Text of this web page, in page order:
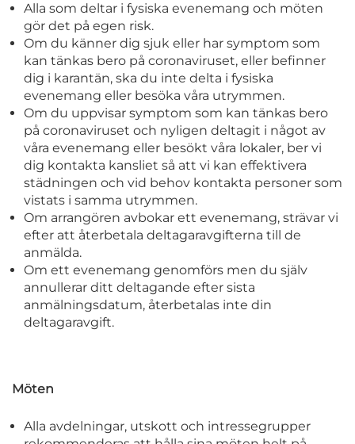
Alla som deltar i fysiska evenemang och möten
gör det på egen risk.
Om du känner dig sjuk eller har symptom som
kan tänkas bero på coronaviruset, eller befinner
dig i karantän, ska du inte delta i fysiska
evenemang eller besöka våra utrymmen.
Om du uppvisar symptom som kan tänkas bero
på coronaviruset och nyligen deltagit i något av
våra evenemang eller besökt våra lokaler, ber vi
dig kontakta kansliet så att vi kan effektivera
städningen och vid behov kontakta personer som
vistats i samma utrymmen.
Om arrangören avbokar ett evenemang, strävar vi
efter att återbetala deltagaravgifterna till de
anmälda.
Om ett evenemang genomförs men du själv
annullerar ditt deltagande efter sista
anmälningsdatum, återbetalas inte din
deltagaravgift.
Möten
Alla avdelningar, utskott och intressegrupper